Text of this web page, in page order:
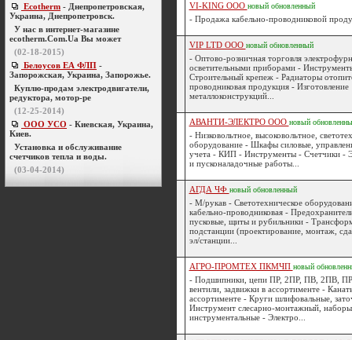
Ecotherm - Днепропетровская,
Украина, Днепропетровск.
У нас в интернет-магазине
ecotherm.Com.Ua Вы может
(02-18-2015)
Белоусов ЕА ФЛП -
Запорожская, Украина, Запорожье.
Куплю-продам электродвигатели,
редуктора, мотор-ре
(12-25-2014)
ООО УСО - Киевская, Украина,
Киев.
Установка и обслуживание
счетчиков тепла и воды.
(03-04-2014)
VI-KING ООО новый обновленный
- Продажа кабельно-проводниковой
VIP LTD ООО новый обновленный
- Оптово-розничная торговля
осветительными приборами -
Строительный крепеж - Радиаторы
проводниковая продукция - Изготовление
металлоконструкций...
АВАНТИ-ЭЛЕКТРО ООО новый
- Низковольтное, высоковольтное,
оборудование - Шкафы силовые,
учета - КИП - Инструменты - Счетчики -
и пусконаладочные работы...
АГДА ЧФ новый обновленный
- М/рукав - Светотехническое
кабельно-проводниковая -
пусковые, щиты и рубильники -
подстанции (проектирование, монтаж,
эл/станции...
АГРО-ПРОМТЕХ ПКМЧП новый
- Подшипники, цепи ПР, 2ПР, ПВ, 2ПВ,
вентили, задвижки в ассортименте -
ассортименте - Круги шлифовальные,
Инструмент слесарно-монтажный, наборы
инструментальные - Электро...